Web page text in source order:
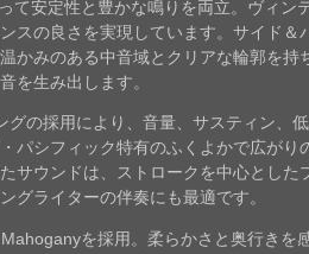
て安定性と豊かな鳴りを両立。ヴィン
スの良さを実現しています。サイド＆
かみのある中音域とクリアな輪郭を持
を生み出します。
グの採用により、音量、サスティン、
パシフィック特有のふくよかで広がり
サウンドは、ストロークを中心とした
グライターの伴奏にも最適です。
を採用。柔らかさと奥行きを